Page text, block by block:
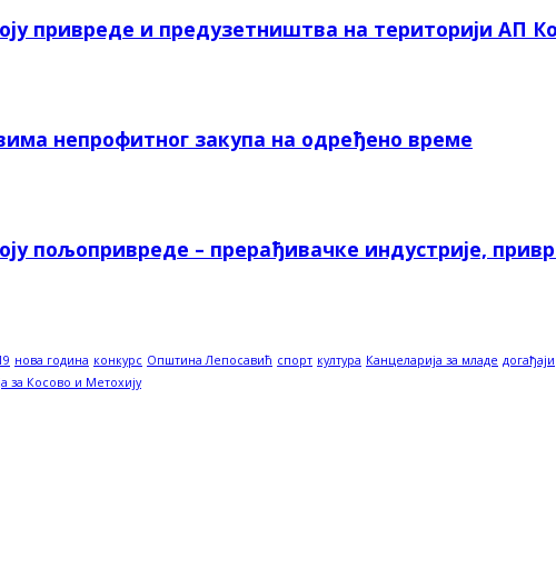
привреде и предузетништва на територији АП
непрофитног закупа на одређено време
пољопривреде – прерађивачке индустрије,
нова година конкурс Општина Лепосавић спорт култура Канцеларија за младе догађаји
за Косово и Метохију